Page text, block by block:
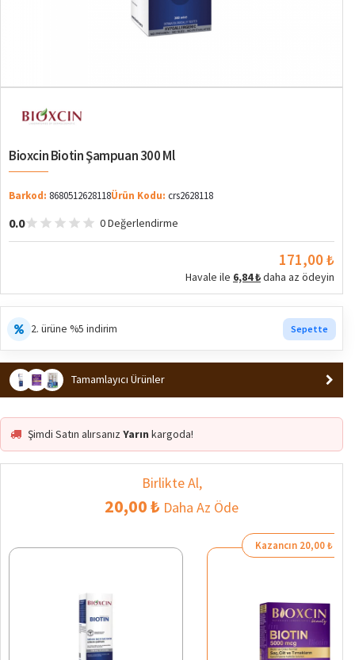
Bioxcin Biotin Şampuan 300 Ml
Barkod: 8680512628118Ürün Kodu: crs2628118
0.0 0 Değerlendirme
171,00 ₺
Havale ile 6,84 ₺daha az ödeyin
2. ürüne %5 indirim Sepette
Tamamlayıcı Ürünler
Şimdi Satın alırsanızYarın kargoda!
Birlikte Al,
20,00 ₺ Daha Az Öde
Kazancın 20,00 ₺